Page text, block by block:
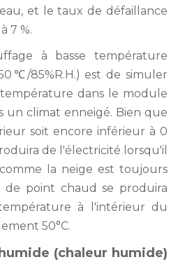
et le taux de défaillance
7 %.
à basse température
85%R.H.) est de simuler
dans le module
un climat enneigé. Bien que
soit encore inférieur à 0
de l'électricité lorsqu'il
la neige est toujours
point chaud se produira
à l'intérieur du
50°C.
(chaleur humide)